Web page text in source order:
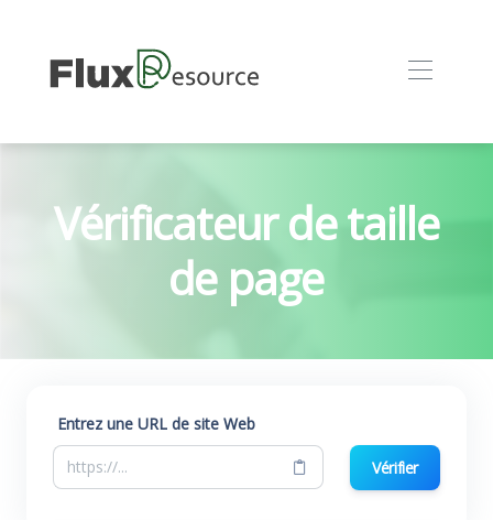
Vérificateur de taille
de page
Entrez une URL de site Web
Vérifier